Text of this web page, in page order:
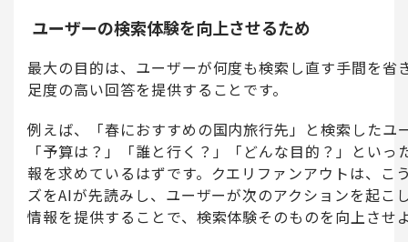
ユーザーの検索体験を向上させるため
最大の目的は、ユーザーが何度も検索し直す手間を省
足度の高い回答を提供することです。
例えば、「春におすすめの国内旅行先」と検索したユ
「予算は？」「誰と行く？」「どんな目的？」といっ
報を求めているはずです。クエリファンアウトは、こ
ズをAIが先読みし、ユーザーが次のアクションを起こ
情報を提供することで、検索体験そのものを向上させ